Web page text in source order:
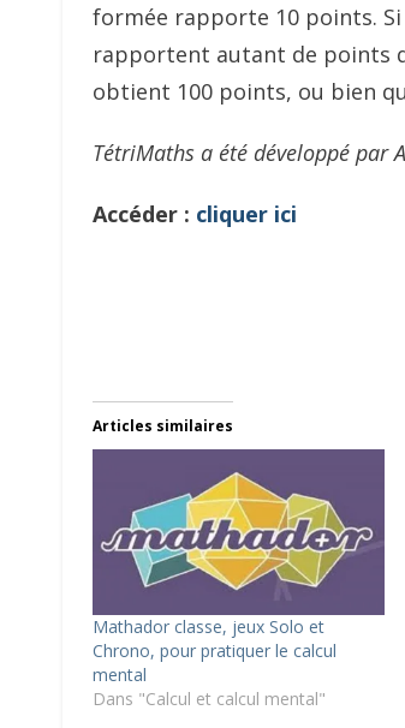
formée rapporte 10 points.
rapportent autant de points
obtient 100 points, ou bien
TétriMaths a été développé par
Accéder : cliquer ici
Articles similaires
Mathador classe, jeux Solo et
Chrono, pour pratiquer le calcul
mental
Dans "Calcul et calcul mental"